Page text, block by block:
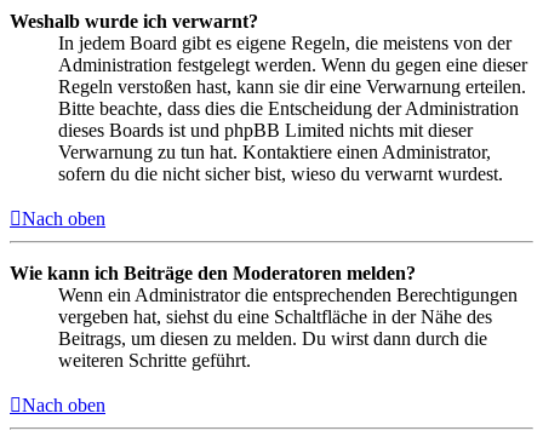
Weshalb wurde ich verwarnt?
In jedem Board gibt es eigene Regeln, die meistens von der
Administration festgelegt werden. Wenn du gegen eine dieser
Regeln verstoßen hast, kann sie dir eine Verwarnung erteilen.
Bitte beachte, dass dies die Entscheidung der Administration
dieses Boards ist und phpBB Limited nichts mit dieser
Verwarnung zu tun hat. Kontaktiere einen Administrator,
sofern du die nicht sicher bist, wieso du verwarnt wurdest.
Nach oben
Wie kann ich Beiträge den Moderatoren melden?
Wenn ein Administrator die entsprechenden Berechtigungen
vergeben hat, siehst du eine Schaltfläche in der Nähe des
Beitrags, um diesen zu melden. Du wirst dann durch die
weiteren Schritte geführt.
Nach oben